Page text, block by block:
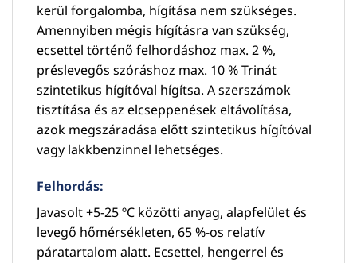
kerül forgalomba, hígítása nem szükséges.
Amennyiben mégis hígításra van szükség,
ecsettel történő felhordáshoz max. 2 %,
préslevegős szóráshoz max. 10 % Trinát
szintetikus hígítóval hígítsa. A szerszámok
tisztítása és az elcseppenések eltávolítása,
azok megszáradása előtt szintetikus hígítóval
vagy lakkbenzinnel lehetséges.
Felhordás:
Javasolt +5-25 ºC közötti anyag, alapfelület és
levegő hőmérsékleten, 65 %-os relatív
páratartalom alatt. Ecsettel, hengerrel és